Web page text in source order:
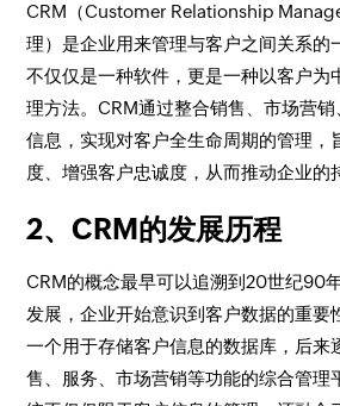
CRM（Customer Relationship
理）是企业用来管理与客户之间关系的
不仅仅是一种软件，更是一种以客户为
理方法。CRM通过整合销售、市场营
信息，实现对客户全生命周期的管理，
度、增强客户忠诚度，从而推动企业的
2、CRM的发展历程
CRM的概念最早可以追溯到20世纪90
发展，企业开始意识到客户数据的重要
一个用于存储客户信息的数据库，后来
售、服务、市场营销等功能的综合管理